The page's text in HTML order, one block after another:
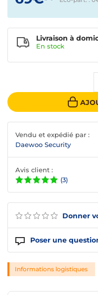
Donner
Poser une
Livraison à
En stock
Vendu et expédié par :
Daewoo Security
Avis client :
(3)
Informations logistiques